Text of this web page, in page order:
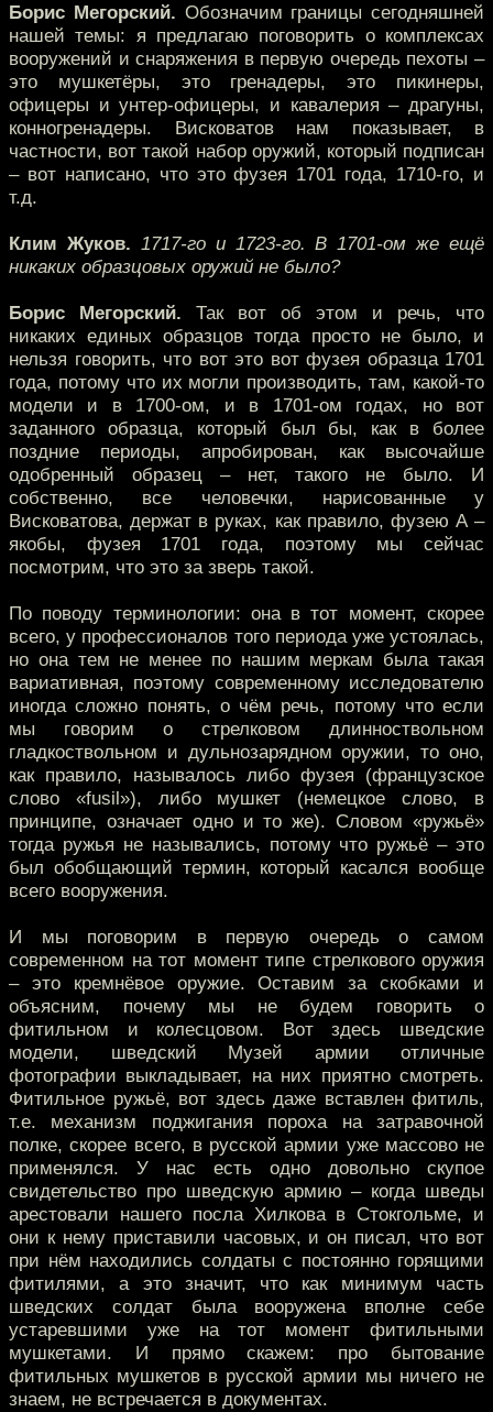
Борис Мегорский. Обозначим границы сегодняшней
нашей темы: я предлагаю поговорить о комплексах
вооружений и снаряжения в первую очередь пехоты –
это мушкетёры, это гренадеры, это пикинеры,
офицеры и унтер-офицеры, и кавалерия – драгуны,
конногренадеры. Висковатов нам показывает, в
частности, вот такой набор оружий, который подписан
– вот написано, что это фузея 1701 года, 1710-го, и
т.д.
Клим Жуков. 1717-го и 1723-го. В 1701-ом же ещё
никаких образцовых оружий не было?
Борис Мегорский. Так вот об этом и речь, что
никаких единых образцов тогда просто не было, и
нельзя говорить, что вот это вот фузея образца 1701
года, потому что их могли производить, там, какой-то
модели и в 1700-ом, и в 1701-ом годах, но вот
заданного образца, который был бы, как в более
поздние периоды, апробирован, как высочайше
одобренный образец – нет, такого не было. И
собственно, все человечки, нарисованные у
Висковатова, держат в руках, как правило, фузею А –
якобы, фузея 1701 года, поэтому мы сейчас
посмотрим, что это за зверь такой.
По поводу терминологии: она в тот момент, скорее
всего, у профессионалов того периода уже устоялась,
но она тем не менее по нашим меркам была такая
вариативная, поэтому современному исследователю
иногда сложно понять, о чём речь, потому что если
мы говорим о стрелковом длинноствольном
гладкоствольном и дульнозарядном оружии, то оно,
как правило, называлось либо фузея (французское
слово «fusil»), либо мушкет (немецкое слово, в
принципе, означает одно и то же). Словом «ружьё»
тогда ружья не назывались, потому что ружьё – это
был обобщающий термин, который касался вообще
всего вооружения.
И мы поговорим в первую очередь о самом
современном на тот момент типе стрелкового оружия
– это кремнёвое оружие. Оставим за скобками и
объясним, почему мы не будем говорить о
фитильном и колесцовом. Вот здесь шведские
модели, шведский Музей армии отличные
фотографии выкладывает, на них приятно смотреть.
Фитильное ружьё, вот здесь даже вставлен фитиль,
т.е. механизм поджигания пороха на затравочной
полке, скорее всего, в русской армии уже массово не
применялся. У нас есть одно довольно скупое
свидетельство про шведскую армию – когда шведы
арестовали нашего посла Хилкова в Стокгольме, и
они к нему приставили часовых, и он писал, что вот
при нём находились солдаты с постоянно горящими
фитилями, а это значит, что как минимум часть
шведских солдат была вооружена вполне себе
устаревшими уже на тот момент фитильными
мушкетами. И прямо скажем: про бытование
фитильных мушкетов в русской армии мы ничего не
знаем, не встречается в документах.